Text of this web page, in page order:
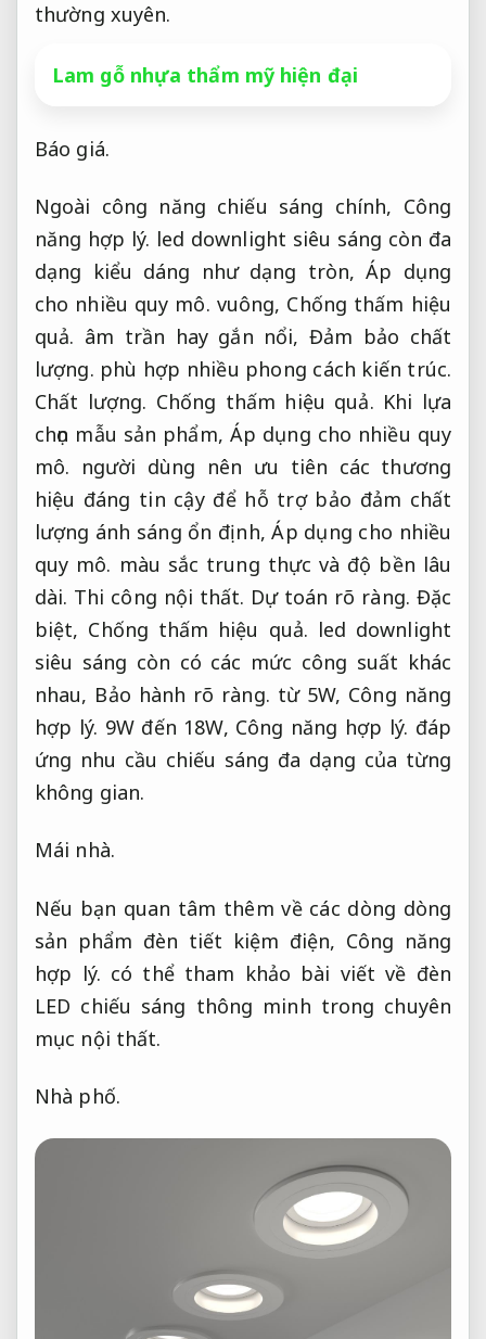
thường xuyên.
Lam gỗ nhựa thẩm mỹ hiện đại
Báo giá.
Ngoài công năng chiếu sáng chính, Công
năng hợp lý. led downlight siêu sáng còn đa
dạng kiểu dáng như dạng tròn,Áp dụng
cho nhiều quy mô. vuông, Chống thấm hiệu
quả. âm trần hay gắn nổi, Đảm bảo chất
lượng. phù hợp nhiều phong cách kiến trúc.
Chất lượng. Chống thấm hiệu quả. Khi lựa
chọn mẫu sản phẩm, Áp dụng cho nhiều quy
mô. người dùng nên ưu tiên các thương
hiệu đáng tin cậy để hỗ trợ bảo đảm chất
lượng ánh sáng ổn định,Áp dụng cho nhiều
quy mô. màu sắc trung thực và độ bền lâu
dài. Thi công nội thất. Dự toán rõ ràng. Đặc
biệt, Chống thấm hiệu quả. led downlight
siêu sáng còn có các mức công suất khác
nhau, Bảo hành rõ ràng. từ 5W, Công năng
hợp lý. 9W đến 18W, Công năng hợp lý. đáp
ứng nhu cầu chiếu sáng đa dạng của từng
không gian.
Mái nhà.
Nếu bạn quan tâm thêm về các dòng dòng
sản phẩm đèn tiết kiệm điện, Công năng
hợp lý. có thể tham khảo bài viết về đèn
LED chiếu sáng thông minh trong chuyên
mục nội thất.
Nhà phố.